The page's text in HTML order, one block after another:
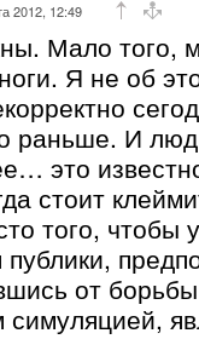
2012, 12:49
Мало того,
Я не об
раньше. И
это
стоит
того, чтобы
от